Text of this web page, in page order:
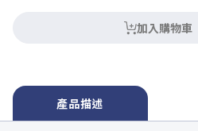
加入購物車
產品描述